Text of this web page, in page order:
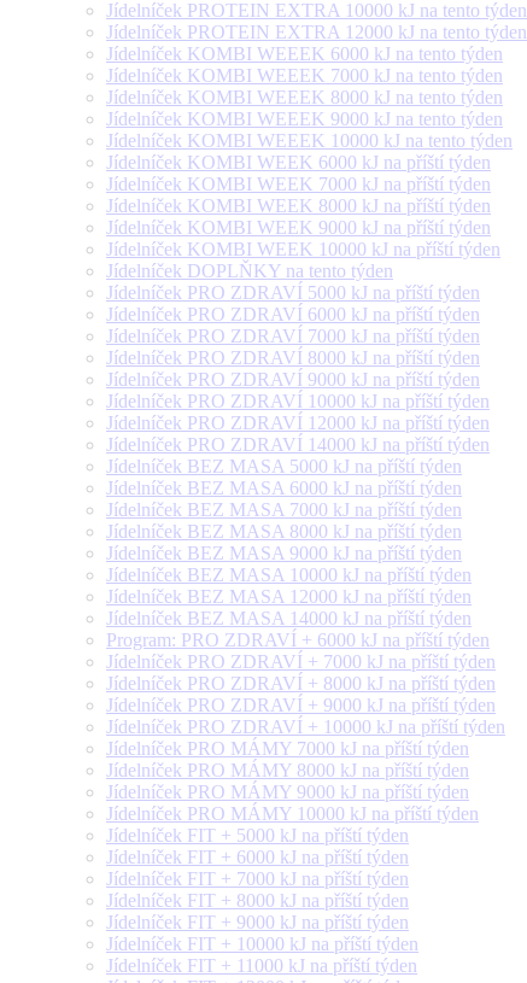
Jídelníček PROTEIN EXTRA 10000 kJ na tento týden
Jídelníček PROTEIN EXTRA 12000 kJ na tento týden
Jídelníček KOMBI WEEEK 6000 kJ na tento týden
Jídelníček KOMBI WEEEK 7000 kJ na tento týden
Jídelníček KOMBI WEEEK 8000 kJ na tento týden
Jídelníček KOMBI WEEEK 9000 kJ na tento týden
Jídelníček KOMBI WEEEK 10000 kJ na tento týden
Jídelníček KOMBI WEEK 6000 kJ na příští týden
Jídelníček KOMBI WEEK 7000 kJ na příští týden
Jídelníček KOMBI WEEK 8000 kJ na příští týden
Jídelníček KOMBI WEEK 9000 kJ na příští týden
Jídelníček KOMBI WEEK 10000 kJ na příští týden
Jídelníček DOPLŇKY na tento týden
Jídelníček PRO ZDRAVÍ 5000 kJ na příští týden
Jídelníček PRO ZDRAVÍ 6000 kJ na příští týden
Jídelníček PRO ZDRAVÍ 7000 kJ na příští týden
Jídelníček PRO ZDRAVÍ 8000 kJ na příští týden
Jídelníček PRO ZDRAVÍ 9000 kJ na příští týden
Jídelníček PRO ZDRAVÍ 10000 kJ na příští týden
Jídelníček PRO ZDRAVÍ 12000 kJ na příští týden
Jídelníček PRO ZDRAVÍ 14000 kJ na příští týden
Jídelníček BEZ MASA 5000 kJ na příští týden
Jídelníček BEZ MASA 6000 kJ na příští týden
Jídelníček BEZ MASA 7000 kJ na příští týden
Jídelníček BEZ MASA 8000 kJ na příští týden
Jídelníček BEZ MASA 9000 kJ na příští týden
Jídelníček BEZ MASA 10000 kJ na příští týden
Jídelníček BEZ MASA 12000 kJ na příští týden
Jídelníček BEZ MASA 14000 kJ na příští týden
Program: PRO ZDRAVÍ + 6000 kJ na příští týden
Jídelníček PRO ZDRAVÍ + 7000 kJ na příští týden
Jídelníček PRO ZDRAVÍ + 8000 kJ na příští týden
Jídelníček PRO ZDRAVÍ + 9000 kJ na příští týden
Jídelníček PRO ZDRAVÍ + 10000 kJ na příští týden
Jídelníček PRO MÁMY 7000 kJ na příští týden
Jídelníček PRO MÁMY 8000 kJ na příští týden
Jídelníček PRO MÁMY 9000 kJ na příští týden
Jídelníček PRO MÁMY 10000 kJ na příští týden
Jídelníček FIT + 5000 kJ na příští týden
Jídelníček FIT + 6000 kJ na příští týden
Jídelníček FIT + 7000 kJ na příští týden
Jídelníček FIT + 8000 kJ na příští týden
Jídelníček FIT + 9000 kJ na příští týden
Jídelníček FIT + 10000 kJ na příští týden
Jídelníček FIT + 11000 kJ na příští týden